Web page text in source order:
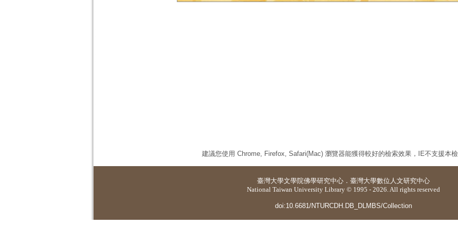
建議您使用 Chrome, Firefox, Safari(Mac) 瀏覽器能獲得較好的檢索效果，IE不支援本檢
臺灣大學文學院佛學研究中心 ． 臺灣大學數位人文研究中心
National Taiwan University Library © 1995 - 2026. All rights reserved
doi:10.6681/NTURCDH.DB_DLMBS/Collection